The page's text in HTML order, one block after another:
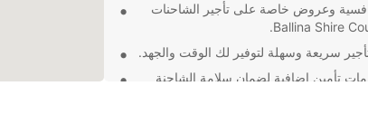
وعروض خاصة على تأجير الشاحنات
سريعة وسهلة لتوفير لك الوقت والجهد.
تأمين إضافية لضمان سلامة الشاحنة